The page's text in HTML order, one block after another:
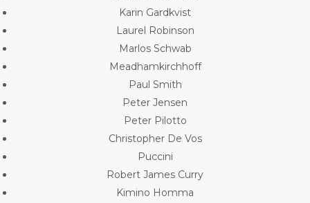
Karin Gardkvist
Laurel Robinson
Marlos Schwab
Meadhamkirchhoff
Paul Smith
Peter Jensen
Peter Pilotto
Christopher De Vos
Puccini
Robert James Curry
Kimino Homma